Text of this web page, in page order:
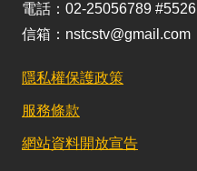
電話：02-25056789 #5526
信箱：nstcstv@gmail.com
隱私權保護政策
服務條款
網站資料開放宣告